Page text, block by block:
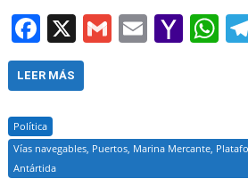
F
a
c
e
b
o
X G E Y
o
M
W
A
p
LEER MÁS
Política
Vías navegables, Puertos, Marina Mercante,
Antártida